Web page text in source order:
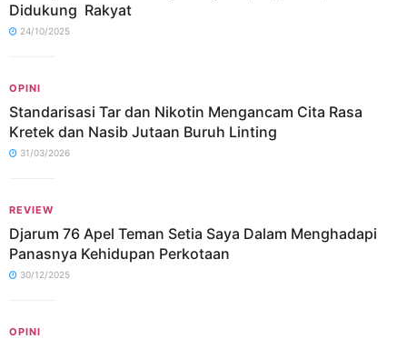
Didukung Rakyat
24/10/2025
OPINI
Standarisasi Tar dan Nikotin Mengancam Cita Rasa
Kretek dan Nasib Jutaan Buruh Linting
31/03/2026
REVIEW
Djarum 76 Apel Teman Setia Saya Dalam Menghadapi
Panasnya Kehidupan Perkotaan
30/12/2025
OPINI